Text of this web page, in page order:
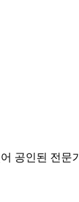
공인된 전